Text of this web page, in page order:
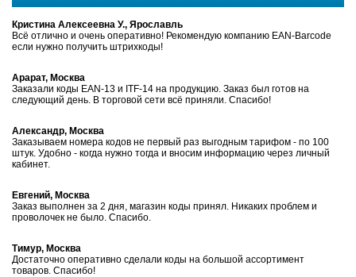
Кристина Алексеевна У., Ярославль
Всё отлично и очень оперативно! Рекомендую компанию EAN-Barcode
если нужно получить штрихкоды!
Арарат, Москва
Заказали коды EAN-13 и ITF-14 на продукцию. Заказ был готов на
следующий день. В торговой сети всё приняли. Спасибо!
Александр, Москва
Заказываем номера кодов не первый раз выгодным тарифом - по 100
штук. Удобно - когда нужно тогда и вносим информацию через личный
кабинет.
Евгений, Москва
Заказ выполнен за 2 дня, магазин коды принял. Никаких проблем и
проволочек не было. Спасибо.
Тимур, Москва
Достаточно оперативно сделали коды на большой ассортимент
товаров. Спасибо!